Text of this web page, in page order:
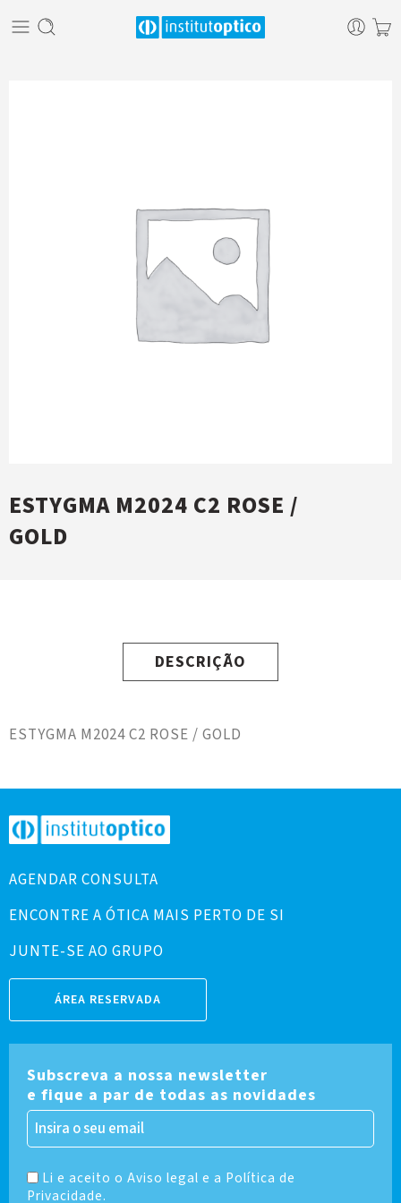
ESTYGMA M2024 C2 ROSE /
GOLD
DESCRIÇÃO
ESTYGMA M2024 C2 ROSE / GOLD
AGENDAR CONSULTA
ENCONTRE A ÓTICA MAIS PERTO DE SI
JUNTE-SE AO GRUPO
ÁREA RESERVADA
Subscreva a nossa newsletter
e fique a par de todas as novidades
Li e aceito o Aviso legal e a Política de
Privacidade.